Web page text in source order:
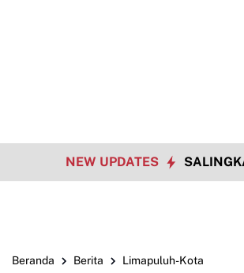
NEW UPDATES
Beranda Berita Limapuluh-Kota